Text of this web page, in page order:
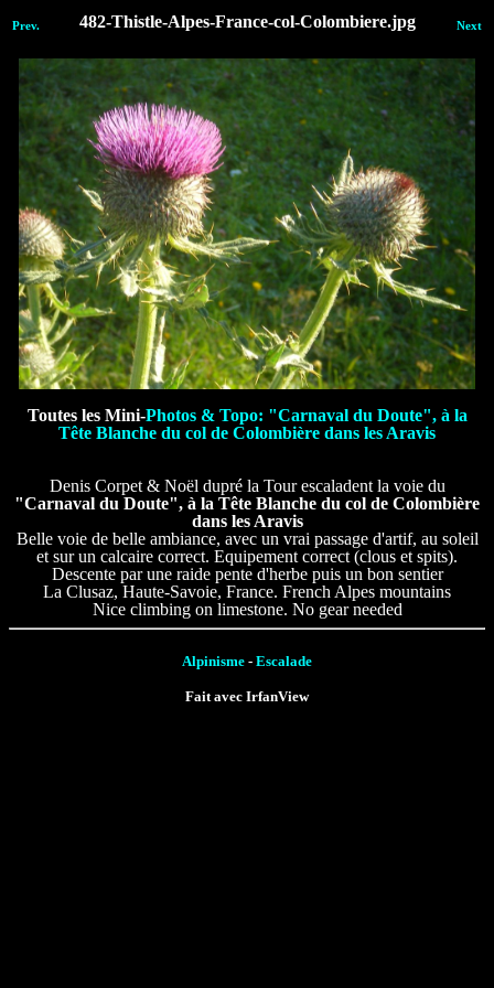
Prev. 482-Thistle-Alpes-France-col-Colombiere.jpg Next
Toutes les Mini-Photos & Topo: "Carnaval du Doute", à la
Tête Blanche du col de Colombière dans les Aravis
Denis Corpet & Noël dupré la Tour escaladent la voie du
"Carnaval du Doute", à la Tête Blanche du col de Colombière
dans les Aravis
Belle voie de belle ambiance, avec un vrai passage d'artif, au soleil
et sur un calcaire correct. Equipement correct (clous et spits).
Descente par une raide pente d'herbe puis un bon sentier
La Clusaz, Haute-Savoie, France. French Alpes mountains
Nice climbing on limestone. No gear needed
Alpinisme - Escalade
Fait avec IrfanView